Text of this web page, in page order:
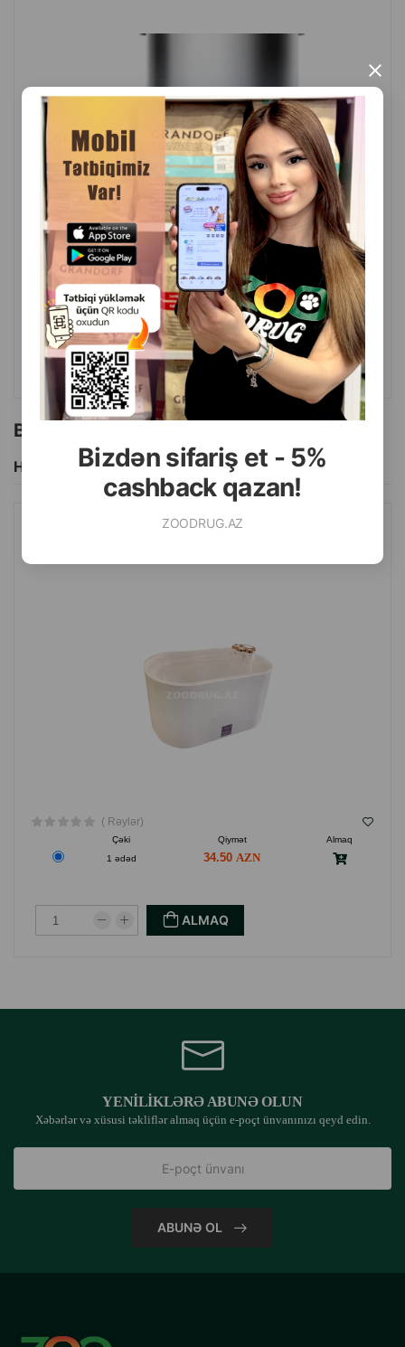
Bizdən sifariş et - 5%
cashback qazan!
ZOODRUG.AZ
×
( Rəylər)
Qiymət
Almaq
1 ədəd
299.99
ALMAQ
Bu brendin başqa məhsulları
Hamısını Gör
( Rəylər)
Çəki Qiymət
Almaq
1 ədəd
34.50
ALMAQ
YENILIKLƏRƏ ABUNƏ OLUN
Xəbərlər və xüsusi təkliflər almaq üçün e-poçt ünvanınızı qeyd edin.
ABUNƏ OL